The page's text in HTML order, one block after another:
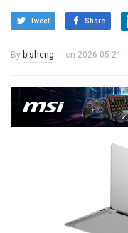
Tweet Share
By bisheng on 2026-05-21